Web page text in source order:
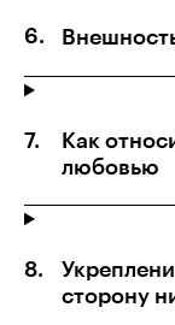
Как
любовью
сторону